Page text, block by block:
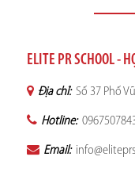
ELITE PR SCHOOL -
Địa chỉ: Số 37 Phố
Hotline:
Email: